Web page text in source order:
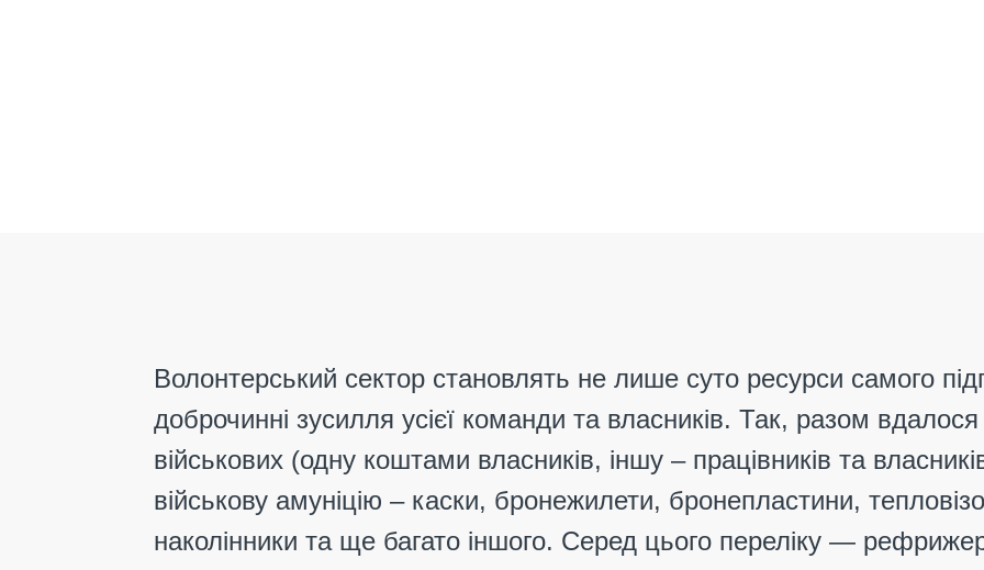
Волонтерський сектор становлять не лише суто ресурси самого
доброчинні зусилля усієї команди та власників. Так, разом
військових (одну коштами власників, іншу – працівників та
військову амуніцію – каски, бронежилети, бронепластини,
наколінники та ще багато іншого. Серед цього переліку —